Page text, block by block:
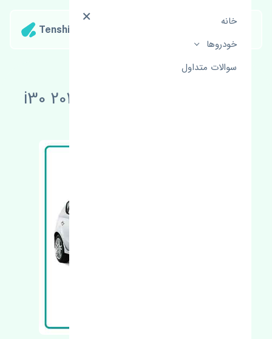
خانه
خودروها
سوالات متداول
Tenshipart